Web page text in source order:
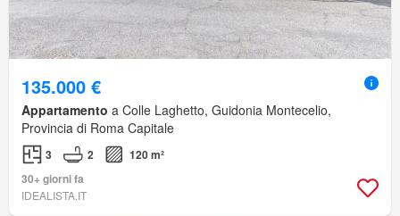
135.000 €
Appartamento a Colle Laghetto, Guidonia Montecelio,
Provincia di Roma Capitale
3 2
120 m²
30+ giorni fa
IDEALISTA.IT